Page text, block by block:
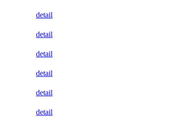
detail
detail
detail
detail
detail
detail